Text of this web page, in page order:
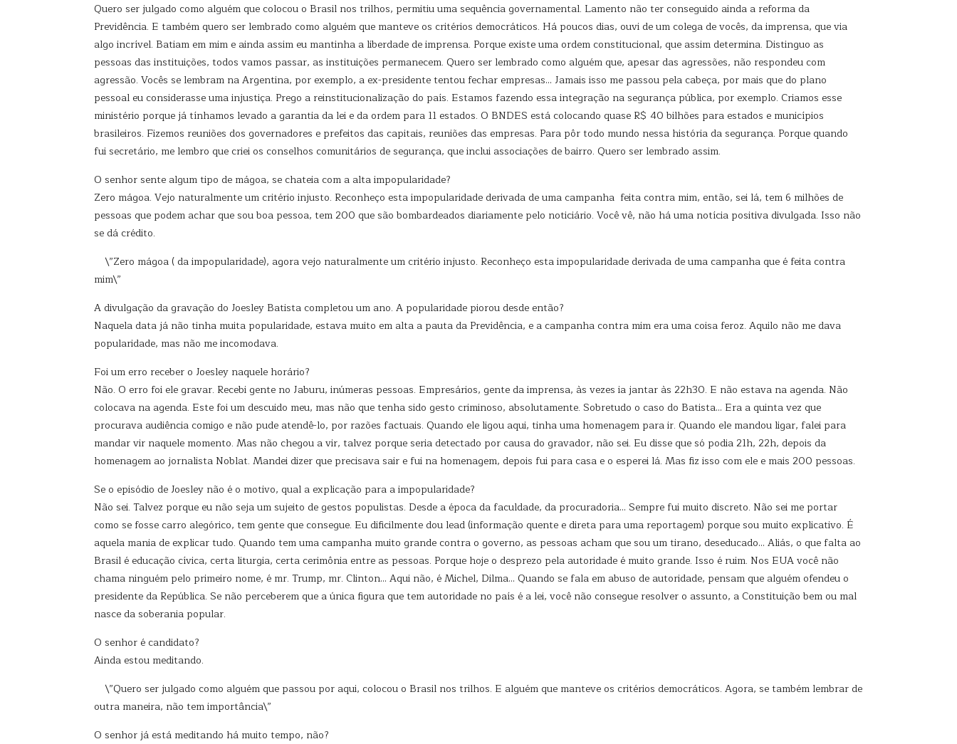
Quero ser julgado como alguém que colocou o Brasil nos trilhos, permitiu uma sequência governamental. Lamento não ter conseguido ainda a reforma da
Previdência. E também quero ser lembrado como alguém que manteve os critérios democráticos. Há poucos dias, ouvi de um colega de vocês, da imprensa, que via
algo incrível. Batiam em mim e ainda assim eu mantinha a liberdade de imprensa. Porque existe uma ordem constitucional, que assim determina. Distinguo as
pessoas das instituições, todos vamos passar, as instituições permanecem. Quero ser lembrado como alguém que, apesar das agressões, não respondeu com
agressão. Vocês se lembram na Argentina, por exemplo, a ex-presidente tentou fechar empresas… Jamais isso me passou pela cabeça, por mais que do plano
pessoal eu considerasse uma injustiça. Prego a reinstitucionalização do país. Estamos fazendo essa integração na segurança pública, por exemplo. Criamos esse
ministério porque já tínhamos levado a garantia da lei e da ordem para 11 estados. O BNDES está colocando quase R$ 40 bilhões para estados e municípios
brasileiros. Fizemos reuniões dos governadores e prefeitos das capitais, reuniões das empresas. Para pôr todo mundo nessa história da segurança. Porque quando
fui secretário, me lembro que criei os conselhos comunitários de segurança, que inclui associações de bairro. Quero ser lembrado assim.
O senhor sente algum tipo de mágoa, se chateia com a alta impopularidade?
Zero mágoa. Vejo naturalmente um critério injusto. Reconheço esta impopularidade derivada de uma campanha feita contra mim, então, sei lá, tem 6 milhões de
pessoas que podem achar que sou boa pessoa, tem 200 que são bombardeados diariamente pelo noticiário. Você vê, não há uma notícia positiva divulgada. Isso não
se dá crédito.
\”Zero mágoa ( da impopularidade), agora vejo naturalmente um critério injusto. Reconheço esta impopularidade derivada de uma campanha que é feita contra
mim\”
A divulgação da gravação do Joesley Batista completou um ano. A popularidade piorou desde então?
Naquela data já não tinha muita popularidade, estava muito em alta a pauta da Previdência, e a campanha contra mim era uma coisa feroz. Aquilo não me dava
popularidade, mas não me incomodava.
Foi um erro receber o Joesley naquele horário?
Não. O erro foi ele gravar. Recebi gente no Jaburu, inúmeras pessoas. Empresários, gente da imprensa, às vezes ia jantar às 22h30. E não estava na agenda. Não
colocava na agenda. Este foi um descuido meu, mas não que tenha sido gesto criminoso, absolutamente. Sobretudo o caso do Batista… Era a quinta vez que
procurava audiência comigo e não pude atendê-lo, por razões factuais. Quando ele ligou aqui, tinha uma homenagem para ir. Quando ele mandou ligar, falei para
mandar vir naquele momento. Mas não chegou a vir, talvez porque seria detectado por causa do gravador, não sei. Eu disse que só podia 21h, 22h, depois da
homenagem ao jornalista Noblat. Mandei dizer que precisava sair e fui na homenagem, depois fui para casa e o esperei lá. Mas fiz isso com ele e mais 200 pessoas.
Se o episódio de Joesley não é o motivo, qual a explicação para a impopularidade?
Não sei. Talvez porque eu não seja um sujeito de gestos populistas. Desde a época da faculdade, da procuradoria… Sempre fui muito discreto. Não sei me portar
como se fosse carro alegórico, tem gente que consegue. Eu dificilmente dou lead (informação quente e direta para uma reportagem) porque sou muito explicativo. É
aquela mania de explicar tudo. Quando tem uma campanha muito grande contra o governo, as pessoas acham que sou um tirano, deseducado… Aliás, o que falta ao
Brasil é educação cívica, certa liturgia, certa cerimônia entre as pessoas. Porque hoje o desprezo pela autoridade é muito grande. Isso é ruim. Nos EUA você não
chama ninguém pelo primeiro nome, é mr. Trump, mr. Clinton… Aqui não, é Michel, Dilma… Quando se fala em abuso de autoridade, pensam que alguém ofendeu o
presidente da República. Se não perceberem que a única figura que tem autoridade no país é a lei, você não consegue resolver o assunto, a Constituição bem ou mal
nasce da soberania popular.
O senhor é candidato?
Ainda estou meditando.
\”Quero ser julgado como alguém que passou por aqui, colocou o Brasil nos trilhos. E alguém que manteve os critérios democráticos. Agora, se também lembrar de
outra maneira, não tem importância\”
O senhor já está meditando há muito tempo, não?